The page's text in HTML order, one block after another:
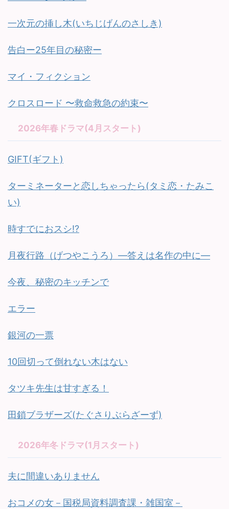
一次元の挿し木(いちじげんのさしき)
告白ー25年目の秘密ー
マイ・フィクション
クロスロード 〜救命救急の約束〜
2026年春ドラマ(4月スタート)
GIFT(ギフト)
ターミネーターと恋しちゃったら(タミ恋・たみこ
い)
時すでにおスシ!?
月夜行路（げつやこうろ）—答えは名作の中に—
今夜、秘密のキッチンで
エラー
銀河の一票
10回切って倒れない木はない
タツキ先生は甘すぎる！
田鎖ブラザーズ(たぐさりぶらざーず)
2026年冬ドラマ(1月スタート)
夫に間違いありません
おコメの女－国税局資料調査課・雑国室－